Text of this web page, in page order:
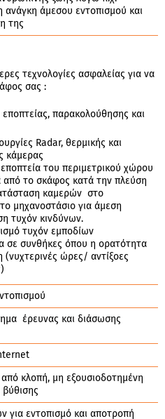
άμεσου εντοπισμού και
της
τεχνολογίες ασφαλείας για να
σας :
παρακολούθησης και
Radar, θερμικής και
κάμερας
του περιμετρικού χώρου
το σκάφος κατά την πλεύση
καμερών στο
μηχανοστάσιο για άμεση
τυχόν κινδύνων.
τυχόν εμποδίων
σε συνθήκες όπου η ορατότητα
(νυχτερινές ώρες/ αντίξοες
έρευνας και διάσωσης
κλοπή, μη εξουσιοδοτημένη
για εντοπισμό και αποτροπή